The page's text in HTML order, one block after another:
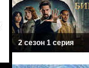
2 сезон 1 серия